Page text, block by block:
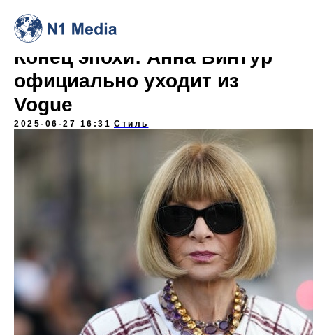
Конец эпохи: Анна Винтур
официально уходит из
Vogue
2025-06-27 16:31 Стиль